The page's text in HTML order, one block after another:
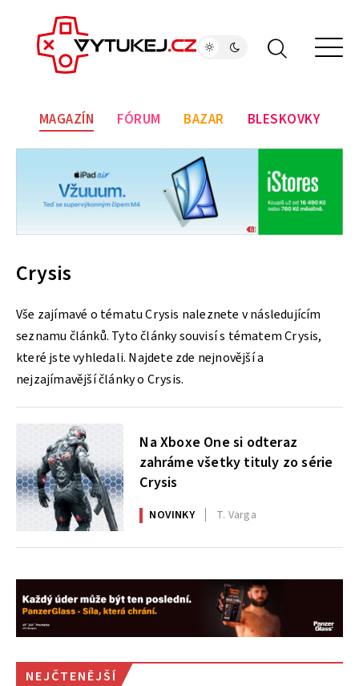
MAGAZÍN FÓRUM BAZAR BLESKOVKY
Crysis
Vše zajímavé o tématu Crysis naleznete v následujícím
seznamu článků. Tyto články souvisí s tématem Crysis,
které jste vyhledali. Najdete zde nejnovější a
nejzajímavější články o Crysis.
Na Xboxe One si odteraz
zahráme všetky tituly zo série
Crysis
NOVINKY T. Varga
NEJČTENĚJŠÍ